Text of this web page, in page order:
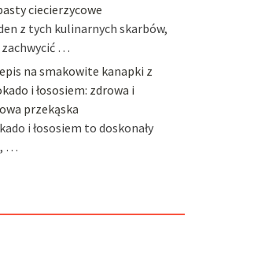
ciecierzycowe
z tych kulinarnych skarbów,
…
na smakowite kanapki z
i łososiem: zdrowa i
przekąska
i łososiem to doskonały
…